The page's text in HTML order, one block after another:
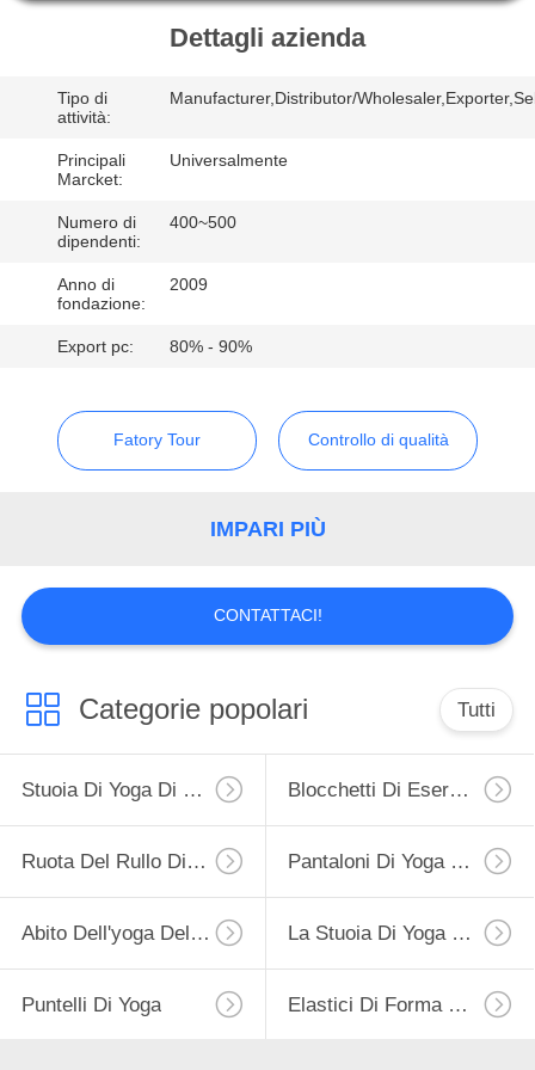
DI
CONTATTACI
PREVENTIVO
MAPPA
SITO
Dettagli azienda
Tipo di
attività:
Manufacturer,Distributor/
Principali
Marcket:
Universalmente
Numero di
dipendenti:
400~500
Anno di
fondazione:
2009
Export pc: 80% - 90%
Fatory Tour Controllo di qualità
IMPARI PIÙ
CONTATTACI!
Categorie popolari Tutti
Stuoia Di Yoga Di Forma Fisica Blocchetti Di Esercizio Di Yoga
Ruota Del Rullo Di Yoga Pantaloni Di Yoga Della Palestra
Abito Dell'yoga Delle Donne La Stuoia Di Yoga Porta La Borsa
Puntelli Di Yoga Elastici Di Forma Fisica